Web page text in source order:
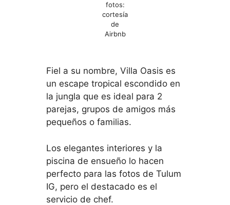
fotos:
cortesía
de
Airbnb
Fiel a su nombre, Villa Oasis es
un escape tropical escondido en
la jungla que es ideal para 2
parejas, grupos de amigos más
pequeños o familias.
Los elegantes interiores y la
piscina de ensueño lo hacen
perfecto para las fotos de Tulum
IG, pero el destacado es el
servicio de chef.